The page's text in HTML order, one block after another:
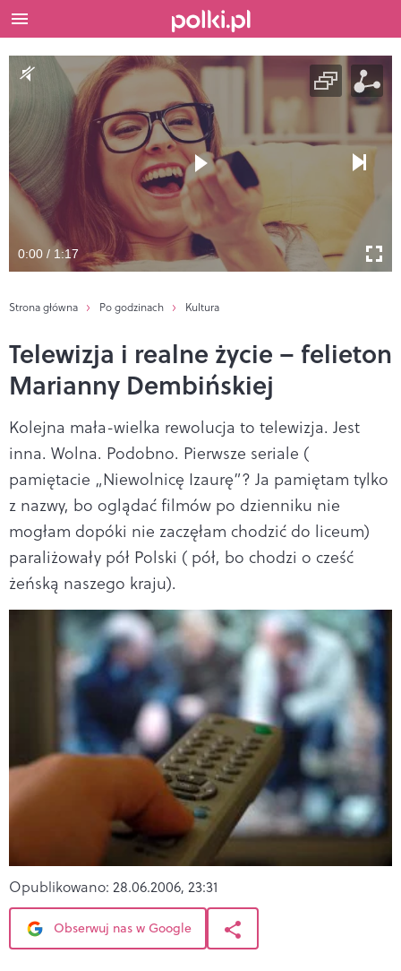
0:00 / 1:17
Strona główna Po godzinach Kultura
Telewizja i realne życie – felieton
Marianny Dembińskiej
Kolejna mała-wielka rewolucja to telewizja. Jest
inna. Wolna. Podobno. Pierwsze seriale (
pamiętacie „Niewolnicę Izaurę”? Ja pamiętam tylko
z nazwy, bo oglądać filmów po dzienniku nie
mogłam dopóki nie zaczęłam chodzić do liceum)
paraliżowały pół Polski ( pół, bo chodzi o cześć
żeńską naszego kraju).
Opublikowano: 28.06.2006, 23:31
Obserwuj nas w Google